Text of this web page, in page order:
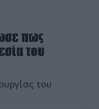
πως
του
του